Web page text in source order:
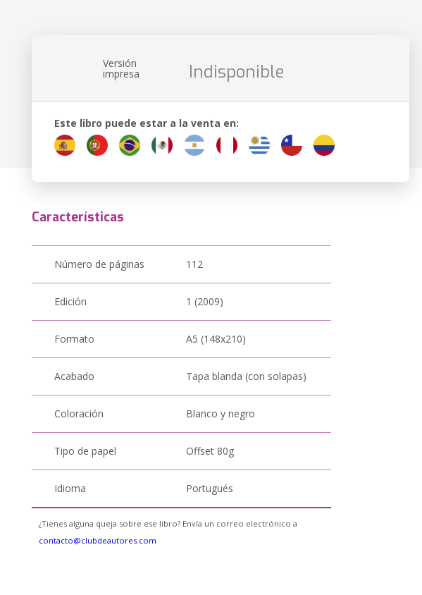
Versión
impresa Indisponible
Este libro puede estar a la venta en:
Características
Número de páginas 112
Edición 1 (2009)
Formato A5 (148x210)
Acabado Tapa blanda (con solapas)
Coloración Blanco y negro
Tipo de papel Offset 80g
Idioma Portugués
¿Tienes alguna queja sobre ese libro? Envía un correo electrónico a
contacto@clubdeautores.com